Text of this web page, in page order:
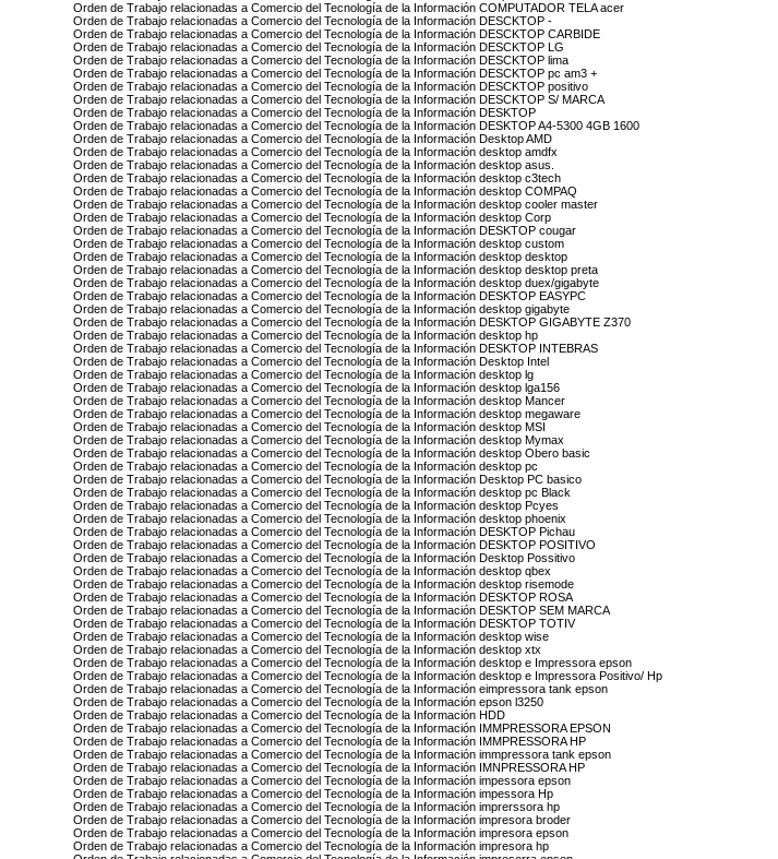
Orden de Trabajo relacionadas a Comercio del Tecnología de la Información COMPUTADOR TELA acer
Orden de Trabajo relacionadas a Comercio del Tecnología de la Información DESCKTOP -
Orden de Trabajo relacionadas a Comercio del Tecnología de la Información DESCKTOP CARBIDE
Orden de Trabajo relacionadas a Comercio del Tecnología de la Información DESCKTOP LG
Orden de Trabajo relacionadas a Comercio del Tecnología de la Información DESCKTOP lima
Orden de Trabajo relacionadas a Comercio del Tecnología de la Información DESCKTOP pc am3 +
Orden de Trabajo relacionadas a Comercio del Tecnología de la Información DESCKTOP positivo
Orden de Trabajo relacionadas a Comercio del Tecnología de la Información DESCKTOP S/ MARCA
Orden de Trabajo relacionadas a Comercio del Tecnología de la Información DESKTOP
Orden de Trabajo relacionadas a Comercio del Tecnología de la Información DESKTOP A4-5300 4GB 1600
Orden de Trabajo relacionadas a Comercio del Tecnología de la Información Desktop AMD
Orden de Trabajo relacionadas a Comercio del Tecnología de la Información desktop amdfx
Orden de Trabajo relacionadas a Comercio del Tecnología de la Información desktop asus.
Orden de Trabajo relacionadas a Comercio del Tecnología de la Información desktop c3tech
Orden de Trabajo relacionadas a Comercio del Tecnología de la Información desktop COMPAQ
Orden de Trabajo relacionadas a Comercio del Tecnología de la Información desktop cooler master
Orden de Trabajo relacionadas a Comercio del Tecnología de la Información desktop Corp
Orden de Trabajo relacionadas a Comercio del Tecnología de la Información DESKTOP cougar
Orden de Trabajo relacionadas a Comercio del Tecnología de la Información desktop custom
Orden de Trabajo relacionadas a Comercio del Tecnología de la Información desktop desktop
Orden de Trabajo relacionadas a Comercio del Tecnología de la Información desktop desktop preta
Orden de Trabajo relacionadas a Comercio del Tecnología de la Información desktop duex/gigabyte
Orden de Trabajo relacionadas a Comercio del Tecnología de la Información DESKTOP EASYPC
Orden de Trabajo relacionadas a Comercio del Tecnología de la Información desktop gigabyte
Orden de Trabajo relacionadas a Comercio del Tecnología de la Información DESKTOP GIGABYTE Z370
Orden de Trabajo relacionadas a Comercio del Tecnología de la Información desktop hp
Orden de Trabajo relacionadas a Comercio del Tecnología de la Información DESKTOP INTEBRAS
Orden de Trabajo relacionadas a Comercio del Tecnología de la Información Desktop Intel
Orden de Trabajo relacionadas a Comercio del Tecnología de la Información desktop lg
Orden de Trabajo relacionadas a Comercio del Tecnología de la Información desktop lga156
Orden de Trabajo relacionadas a Comercio del Tecnología de la Información desktop Mancer
Orden de Trabajo relacionadas a Comercio del Tecnología de la Información desktop megaware
Orden de Trabajo relacionadas a Comercio del Tecnología de la Información desktop MSI
Orden de Trabajo relacionadas a Comercio del Tecnología de la Información desktop Mymax
Orden de Trabajo relacionadas a Comercio del Tecnología de la Información desktop Obero basic
Orden de Trabajo relacionadas a Comercio del Tecnología de la Información desktop pc
Orden de Trabajo relacionadas a Comercio del Tecnología de la Información Desktop PC basico
Orden de Trabajo relacionadas a Comercio del Tecnología de la Información desktop pc Black
Orden de Trabajo relacionadas a Comercio del Tecnología de la Información desktop Pcyes
Orden de Trabajo relacionadas a Comercio del Tecnología de la Información desktop phoenix
Orden de Trabajo relacionadas a Comercio del Tecnología de la Información DESKTOP Pichau
Orden de Trabajo relacionadas a Comercio del Tecnología de la Información DESKTOP POSITIVO
Orden de Trabajo relacionadas a Comercio del Tecnología de la Información Desktop Possitivo
Orden de Trabajo relacionadas a Comercio del Tecnología de la Información desktop qbex
Orden de Trabajo relacionadas a Comercio del Tecnología de la Información desktop risemode
Orden de Trabajo relacionadas a Comercio del Tecnología de la Información DESKTOP ROSA
Orden de Trabajo relacionadas a Comercio del Tecnología de la Información DESKTOP SEM MARCA
Orden de Trabajo relacionadas a Comercio del Tecnología de la Información DESKTOP TOTIV
Orden de Trabajo relacionadas a Comercio del Tecnología de la Información desktop wise
Orden de Trabajo relacionadas a Comercio del Tecnología de la Información desktop xtx
Orden de Trabajo relacionadas a Comercio del Tecnología de la Información desktop e Impressora epson
Orden de Trabajo relacionadas a Comercio del Tecnología de la Información desktop e Impressora Positivo/ Hp
Orden de Trabajo relacionadas a Comercio del Tecnología de la Información eimpressora tank epson
Orden de Trabajo relacionadas a Comercio del Tecnología de la Información epson l3250
Orden de Trabajo relacionadas a Comercio del Tecnología de la Información HDD
Orden de Trabajo relacionadas a Comercio del Tecnología de la Información IMMPRESSORA EPSON
Orden de Trabajo relacionadas a Comercio del Tecnología de la Información IMMPRESSORA HP
Orden de Trabajo relacionadas a Comercio del Tecnología de la Información immpressora tank epson
Orden de Trabajo relacionadas a Comercio del Tecnología de la Información IMNPRESSORA HP
Orden de Trabajo relacionadas a Comercio del Tecnología de la Información impessora epson
Orden de Trabajo relacionadas a Comercio del Tecnología de la Información impessora Hp
Orden de Trabajo relacionadas a Comercio del Tecnología de la Información imprerssora hp
Orden de Trabajo relacionadas a Comercio del Tecnología de la Información impresora broder
Orden de Trabajo relacionadas a Comercio del Tecnología de la Información impresora epson
Orden de Trabajo relacionadas a Comercio del Tecnología de la Información impresora hp